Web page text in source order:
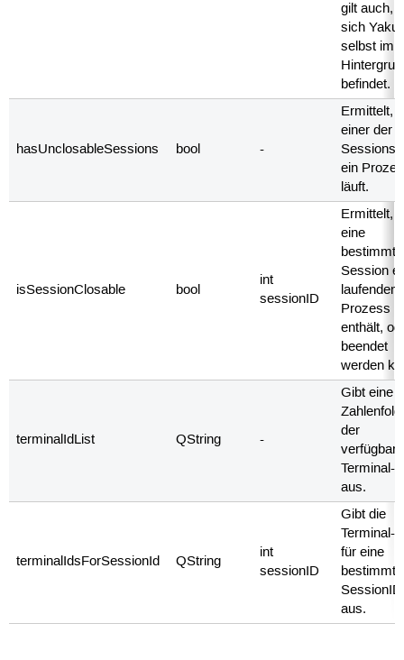
gilt auch,
sich
selbst im
befindet.
hasUnclosableSessions bool -
Ermittelt,
einer der
Sessions
ein
läuft.
isSessionClosable bool
int
sessionID
Ermittelt,
eine
bestimmte
Session
laufenden
Prozess
enthält,
beendet
werden
terminalIdList QString -
Gibt eine
der
Terminal-
aus.
terminalIdsForSessionId QString
int
sessionID
Gibt die
Terminal-
für eine
bestimmte
SessionID
aus.